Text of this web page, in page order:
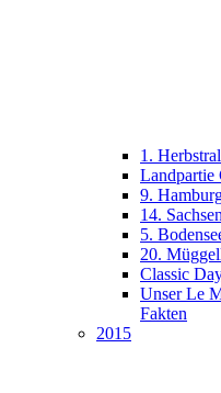
1.
Landpartie
9.
14.
5.
20.
Classic
Unser Le
Fakten
2015